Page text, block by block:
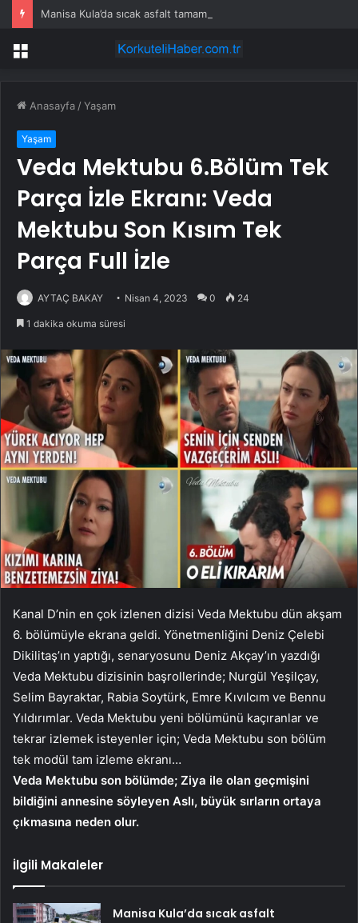
Manisa Kula’da sıcak asfalt tamamlandı
Menü
Anasayfa /Yaşam
Yaşam
Veda Mektubu 6.Bölüm Tek
Parça İzle Ekranı: Veda
Mektubu Son Kısım Tek
Parça Full İzle
AYTAÇ BAKAY Nisan 4, 2023 0 24
1 dakika okuma süresi
Kanal D’nin en çok izlenen dizisi Veda Mektubu dün akşam
6. bölümüyle ekrana geldi. Yönetmenliğini Deniz Çelebi
Dikilitaş’ın yaptığı, senaryosunu Deniz Akçay’ın yazdığı
Veda Mektubu dizisinin başrollerinde; Nurgül Yeşilçay,
Selim Bayraktar, Rabia Soytürk, Emre Kıvılcım ve Bennu
Yıldırımlar. Veda Mektubu yeni bölümünü kaçıranlar ve
tekrar izlemek isteyenler için; Veda Mektubu son bölüm
tek modül tam izleme ekranı…
Veda Mektubu son bölümde; Ziya ile olan geçmişini
bildiğini annesine söyleyen Aslı, büyük sırların ortaya
çıkmasına neden olur.
İlgili Makaleler
Manisa Kula’da sıcak asfalt